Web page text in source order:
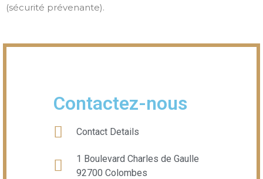
(sécurité prévenante).
Contactez-nous
Contact Details
1 Boulevard Charles de Gaulle
92700 Colombes